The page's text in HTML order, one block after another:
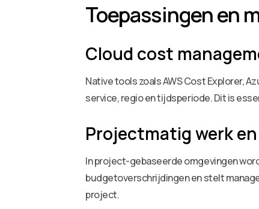
Toepassingen en
Cloud cost
Native tools zoals AWS Cost Explorer,
service, regio en tijdsperiode. Dit is
Projectmatig werk
In project-gebaseerde omgevingen
budgetoverschrijdingen en stelt
project.